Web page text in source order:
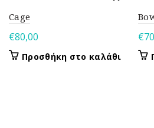
Cage
€80,00
Προσθήκη στο καλάθι
€